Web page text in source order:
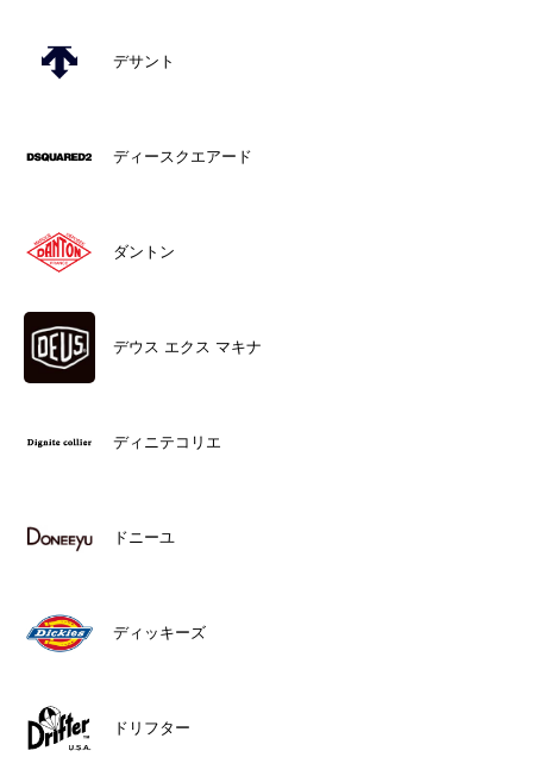
デサント
ディースクエアード
ダントン
デウス エクス マキナ
ディニテコリエ
ドニーユ
ディッキーズ
ドリフター